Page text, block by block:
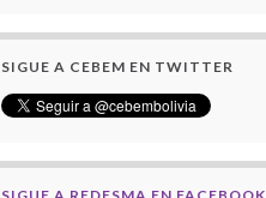
SIGUE A CEBEM EN TWITTER